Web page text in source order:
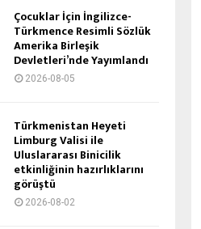
Çocuklar İçin İngilizce-
Türkmence Resimli Sözlük
Amerika Birleşik
Devletleri’nde Yayımlandı
2026-08-05
Türkmenistan Heyeti
Limburg Valisi ile
Uluslararası Binicilik
etkinliğinin hazırlıklarını
görüştü
2026-08-02